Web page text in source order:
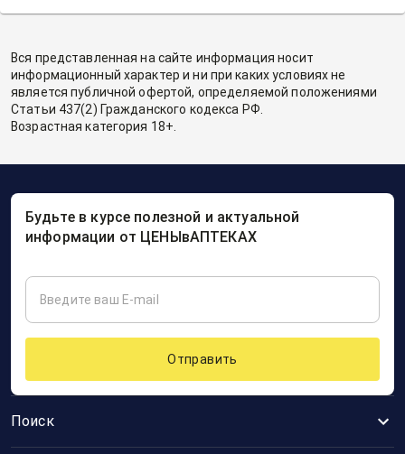
Вся представленная на сайте информация носит
информационный характер и ни при каких условиях не
является публичной офертой, определяемой положениями
Статьи 437(2) Гражданского кодекса РФ.
Возрастная категория 18+.
Поиск
Будьте в курсе полезной и актуальной
информации от ЦЕНЫвАПТЕКАХ
Отправить